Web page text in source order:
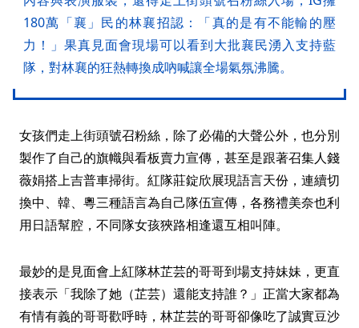
180萬「襄」民的林襄招認：「真的是有不能輸的壓
力！」果真見面會現場可以看到大批襄民湧入支持藍
隊，對林襄的狂熱轉換成吶喊讓全場氣氛沸騰。
女孩們走上街頭號召粉絲，除了必備的大聲公外，也分別
製作了自己的旗幟與看板賣力宣傳，甚至是跟著召集人錢
薇娟搭上吉普車掃街。紅隊莊錠欣展現語言天份，連續切
換中、韓、粵三種語言為自己隊伍宣傳，各務禮美奈也利
用日語幫腔，不同隊女孩狹路相逢還互相叫陣。
最妙的是見面會上紅隊林芷芸的哥哥到場支持妹妹，更直
接表示「我除了她（芷芸）還能支持誰？」正當大家都為
有情有義的哥哥歡呼時，林芷芸的哥哥卻像吃了誠實豆沙